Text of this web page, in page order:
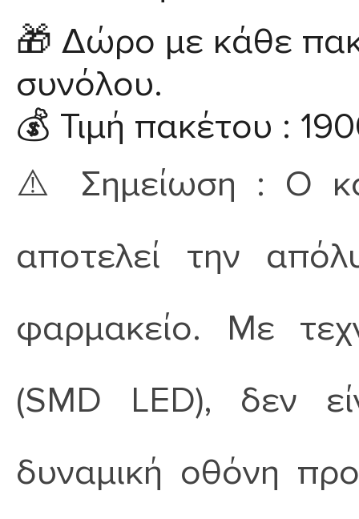
🎁 Δώρο με κάθε
συνόλου.
💰 Τιμή πακέτου : 190
⚠️ Σημείωση : Ο
αποτελεί την
φαρμακείο. Με
(SMD LED), δεν
δυναμική οθόνη